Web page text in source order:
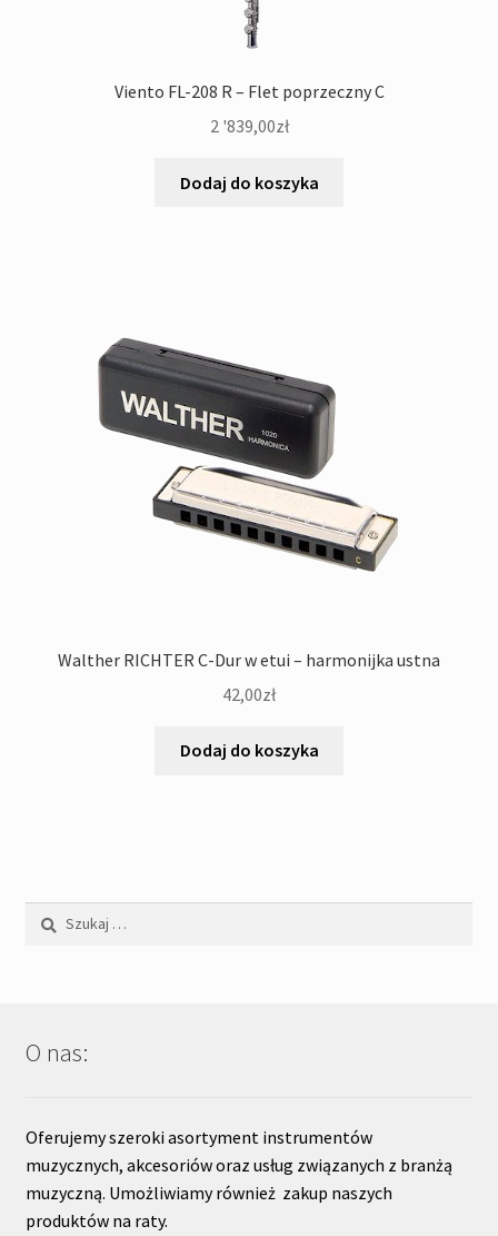
Viento FL-208 R – Flet poprzeczny C
2 '839,00zł
Dodaj do koszyka
Walther RICHTER C-Dur w etui – harmonijka ustna
42,00zł
Dodaj do koszyka
Szukaj:
O nas:
Oferujemy szeroki asortyment instrumentów
muzycznych, akcesoriów oraz usług związanych z branżą
muzyczną. Umożliwiamy również zakup naszych
produktów na raty.